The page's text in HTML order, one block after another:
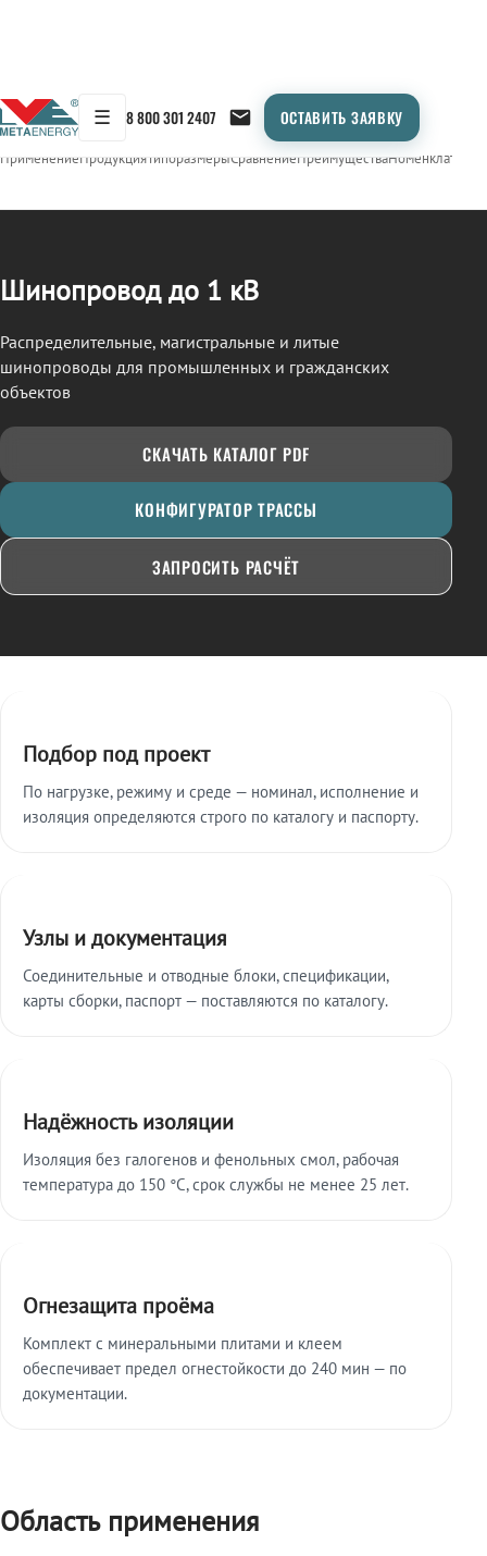
☰ 8 800 301 2407 ОСТАВИТЬ ЗАЯВКУ
← Продукция/ШИНОПРОВОД
ПрименениеПродукцияТипоразмерыСравнениеПреимуществаНоменклатура
Шинопровод до 1 кВ
Распределительные, магистральные и литые
шинопроводы для промышленных и гражданских
объектов
СКАЧАТЬ КАТАЛОГ PDF
КОНФИГУРАТОР ТРАССЫ
ЗАПРОСИТЬ РАСЧЁТ
Подбор под проект
По нагрузке, режиму и среде — номинал, исполнение и
изоляция определяются строго по каталогу и паспорту.
Узлы и документация
Соединительные и отводные блоки, спецификации,
карты сборки, паспорт — поставляются по каталогу.
Надёжность изоляции
Изоляция без галогенов и фенольных смол, рабочая
температура до 150 °C, срок службы не менее 25 лет.
Огнезащита проёма
Комплект с минеральными плитами и клеем
обеспечивает предел огнестойкости до 240 мин — по
документации.
Область применения